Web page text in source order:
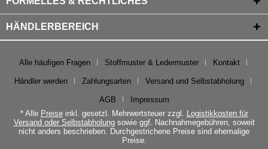
HÄNDLERBEREICH
Alle häufigen Fragen Stoffmuster & Ledermuster Kontakt
Händler werden Zahlungsarten Versand und Selbstabholung
AGB
Impressum
* Alle Preiseinkl. gesetzl. Mehrwertsteuer zzgl. Logistikkosten für
Versand oder Selbstabholungsowie ggf. Nachnahmegebühren, soweit
nicht anders beschrieben. Durchgestrichene Preise sind ehemalige
Preise.